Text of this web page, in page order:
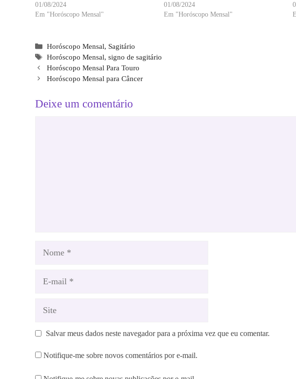
01/08/2024
Em "Horóscopo Mensal"
01/08/2024
Em "Horóscopo Mensal"
Categorias
Horóscopo Mensal, Sagitário
Tags
Horóscopo Mensal,signo de sagitário
Horóscopo Mensal Para Touro
Horóscopo Mensal para Câncer
Deixe um comentário
Salvar meus dados neste navegador para a próxima vez que eu comentar.
Notifique-me sobre novos comentários por e-mail.